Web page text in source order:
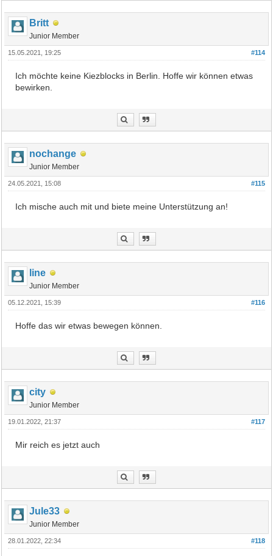
Britt
Junior Member
#114
15.05.2021, 19:25
Ich möchte keine Kiezblocks in Berlin. Hoffe wir können etwas
bewirken.
nochange
Junior Member
#115
24.05.2021, 15:08
Ich mische auch mit und biete meine Unterstützung an!
line
Junior Member
#116
05.12.2021, 15:39
Hoffe das wir etwas bewegen können.
city
Junior Member
#117
19.01.2022, 21:37
Mir reich es jetzt auch
Jule33
Junior Member
#118
28.01.2022, 22:34